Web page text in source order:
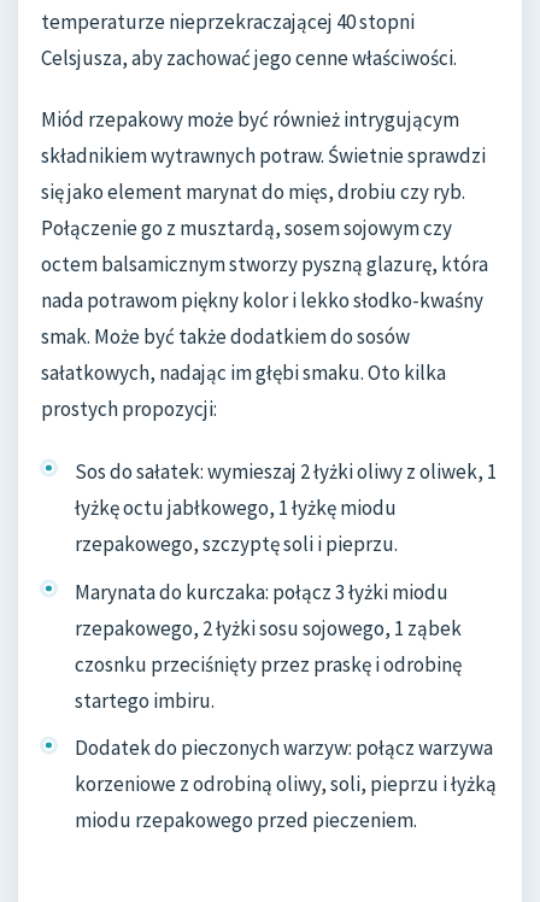
temperaturze nieprzekraczającej 40 stopni
Celsjusza, aby zachować jego cenne właściwości.
Miód rzepakowy może być również intrygującym
składnikiem wytrawnych potraw. Świetnie sprawdzi
się jako element marynat do mięs, drobiu czy ryb.
Połączenie go z musztardą, sosem sojowym czy
octem balsamicznym stworzy pyszną glazurę, która
nada potrawom piękny kolor i lekko słodko-kwaśny
smak. Może być także dodatkiem do sosów
sałatkowych, nadając im głębi smaku. Oto kilka
prostych propozycji:
Sos do sałatek: wymieszaj 2 łyżki oliwy z oliwek, 1
łyżkę octu jabłkowego, 1 łyżkę miodu
rzepakowego, szczyptę soli i pieprzu.
Marynata do kurczaka: połącz 3 łyżki miodu
rzepakowego, 2 łyżki sosu sojowego, 1 ząbek
czosnku przeciśnięty przez praskę i odrobinę
startego imbiru.
Dodatek do pieczonych warzyw: połącz warzywa
korzeniowe z odrobiną oliwy, soli, pieprzu i łyżką
miodu rzepakowego przed pieczeniem.